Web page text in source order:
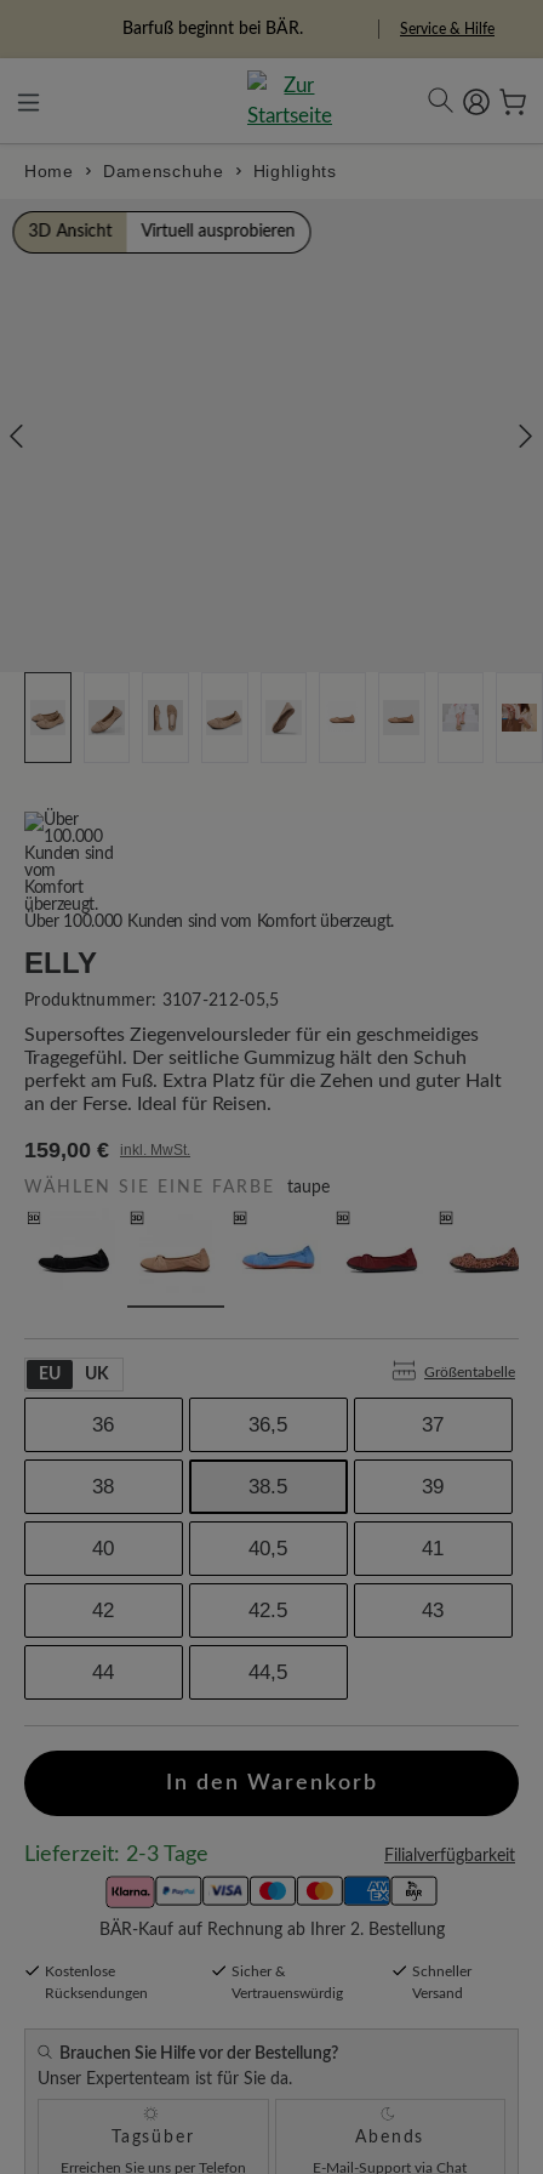
Freiheitspioniere Service & Hilfe
Home Damenschuhe Highlights
Bildergalerie überspringen
3D Ansicht Virtuell ausprobieren
Über 100.000 Kunden sind vom Komfort überzeugt.
ELLY
Produktnummer: 3107-212-05,5
Supersoftes Ziegenveloursleder für ein geschmeidiges
Tragegefühl. Der seitliche Gummizug hält den Schuh
perfekt am Fuß. Extra Platz für die Zehen und guter Halt
an der Ferse. Ideal für Reisen.
159,00 € inkl. MwSt.
WÄHLEN SIE EINE FARBE taupe
EU UK Größentabelle
36 36,5 37
38 38.5 39
40 40,5 41
42 42.5 43
44 44,5
In den Warenkorb
Lieferzeit: 2-3 Tage Filialverfügbarkeit
BÄR-Kauf auf Rechnung ab Ihrer 2. Bestellung
Kostenlose
Rücksendungen
Sicher &
Vertrauenswürdig
Schneller
Versand
Brauchen Sie Hilfe vor der Bestellung?
Unser Expertenteam ist für Sie da.
Tagsüber
Erreichen Sie uns per Telefon
Abends
E-Mail-Support via Chat